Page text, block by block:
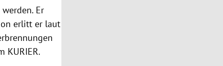
Er
erlitt er laut
KURIER.